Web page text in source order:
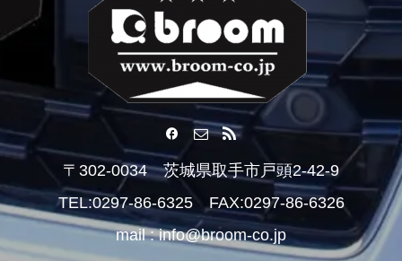
〒302-0034 茨城県取手市戸頭2-42-9
TEL:0297-86-6325 FAX:0297-86-6326
mail : info@broom-co.jp